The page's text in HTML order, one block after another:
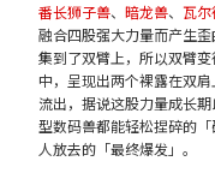
番长狮子兽、 暗龙兽、 瓦尔
融合四股强大力量而产生
集到了双臂上，所以双臂
中，呈现出两个裸露在双
流出，据说这股力量成长
型数码兽都能轻松捏碎的
人放去的「最终爆发」。